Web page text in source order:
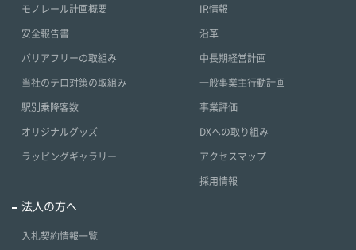
モノレール計画概要
安全報告書
バリアフリーの取組み
当社のテロ対策の取組み
駅別乗降客数
オリジナルグッズ
ラッピングギャラリー
IR情報
沿革
中長期経営計画
一般事業主行動計画
事業評価
DXへの取り組み
アクセスマップ
採用情報
法人の方へ
入札契約情報一覧